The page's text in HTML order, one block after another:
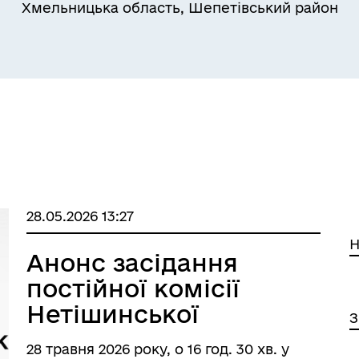
Хмельницька область, Шепетівський район
28.05.2026 13:27
Анонс засідання
постійної комісії
Нетішинської
міської ради VІІІ
28 травня 2026 року, о 16 год. 30 хв. у